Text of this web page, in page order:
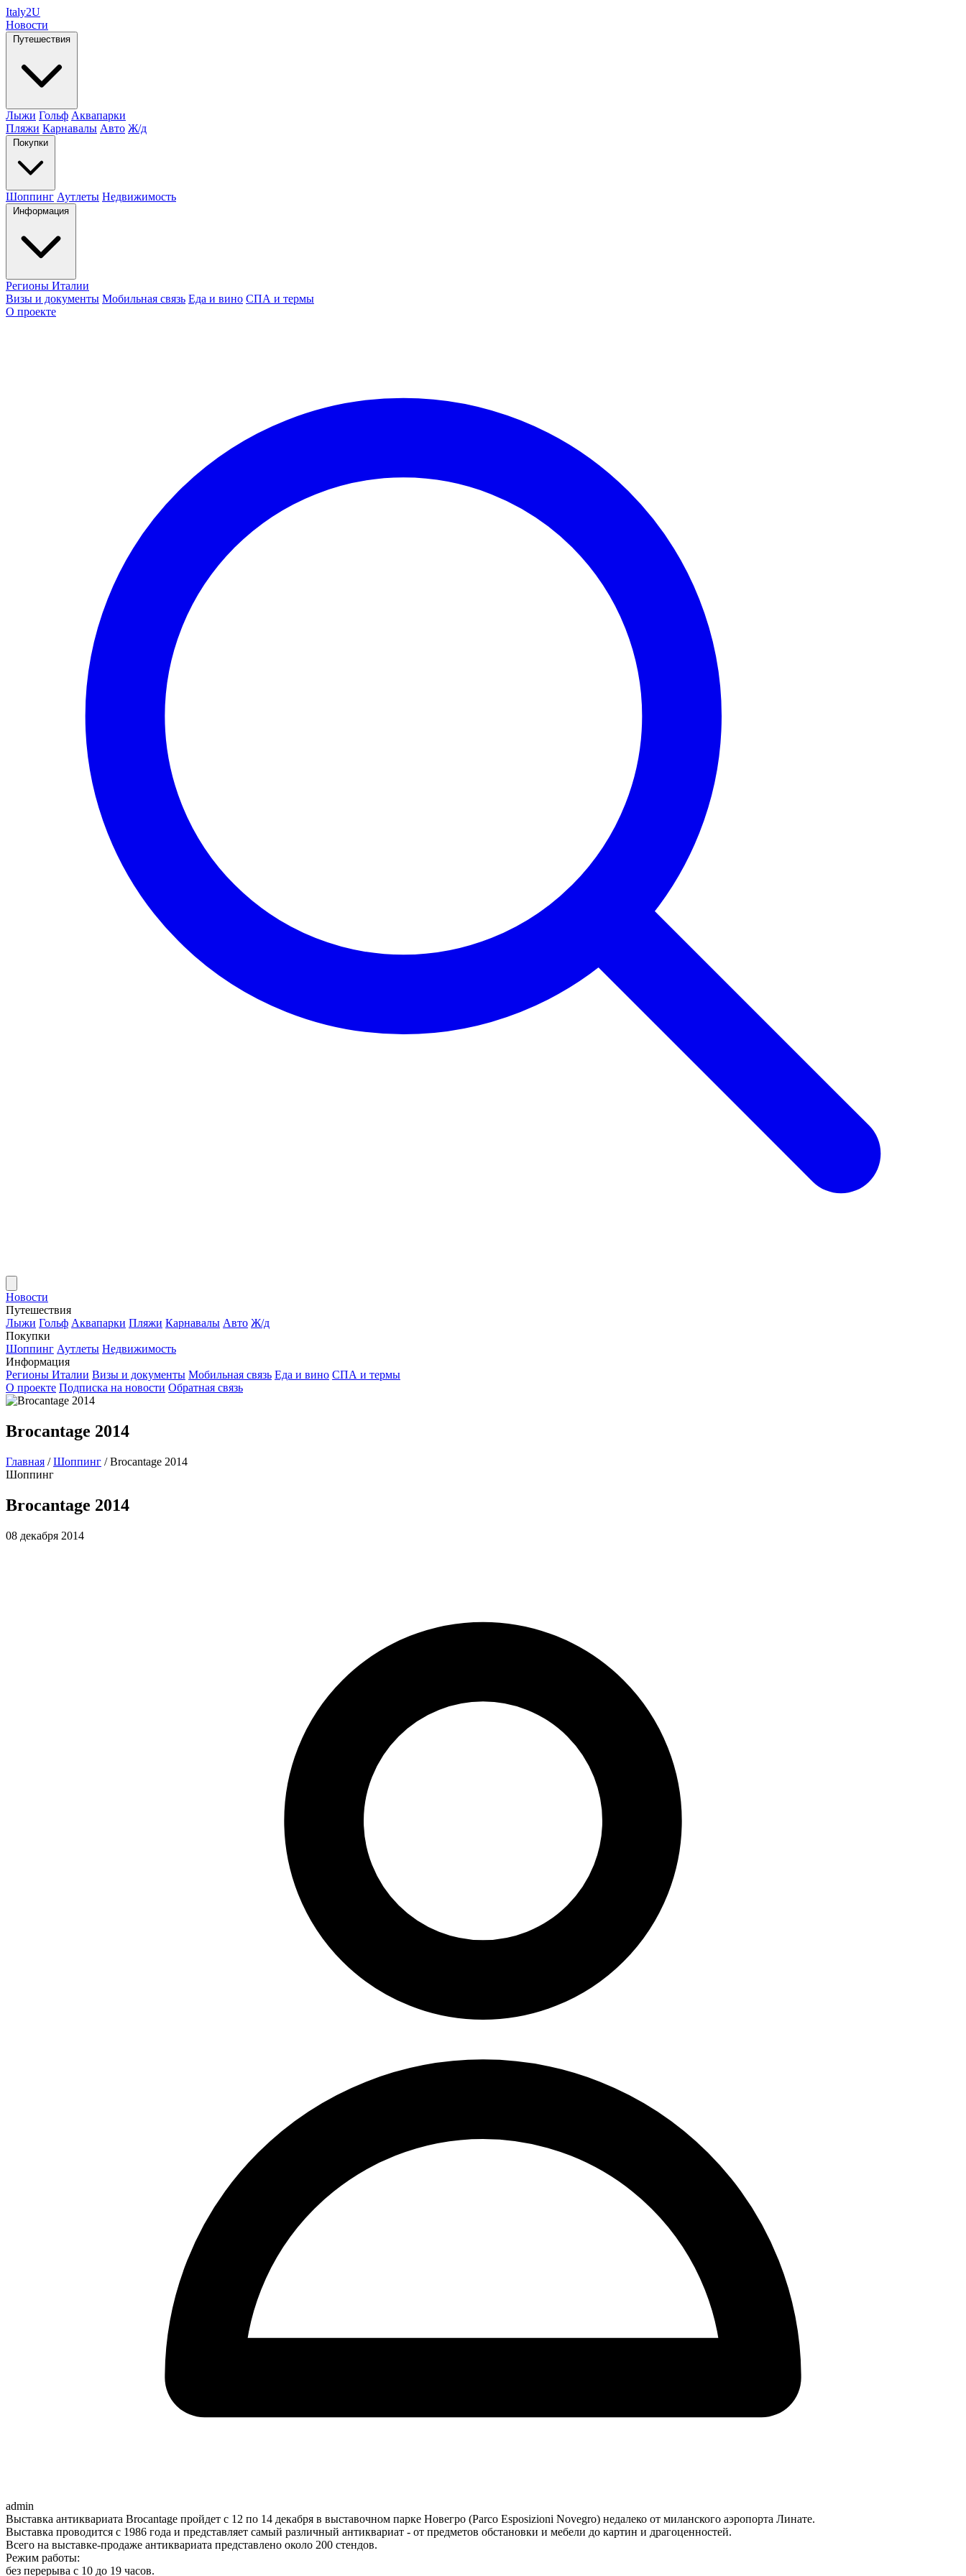
Italy2U
Новости
Путешествия
Лыжи Гольф Аквапарки
Пляжи Карнавалы Авто Ж/д
Покупки
Шоппинг Аутлеты Недвижимость
Информация
Регионы Италии
Визы и документы Мобильная связь Еда и вино СПА и термы
О проекте
Новости
Путешествия
Лыжи Гольф Аквапарки Пляжи Карнавалы Авто Ж/д
Покупки
Шоппинг Аутлеты Недвижимость
Информация
Регионы Италии Визы и документы Мобильная связь Еда и вино СПА и термы
О проекте Подписка на новости Обратная связь
Brocantage 2014
Главная / Шоппинг / Brocantage 2014
Шоппинг
Brocantage 2014
08 декабря 2014
admin
Выставка антиквариата Brocantage пройдет с 12 по 14 декабря в выставочном парке Новегро (Parco Esposizioni Novegro) недалеко от миланского аэропорта Линате.
Выставка проводится с 1986 года и представляет самый различный антиквариат - от предметов обстановки и мебели до картин и драгоценностей.
Всего на выставке-продаже антиквариата представлено около 200 стендов.
Режим работы:
без перерыва с 10 до 19 часов.